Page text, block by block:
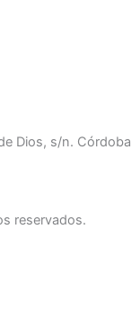
Dios, s/n. Córdoba
reservados.